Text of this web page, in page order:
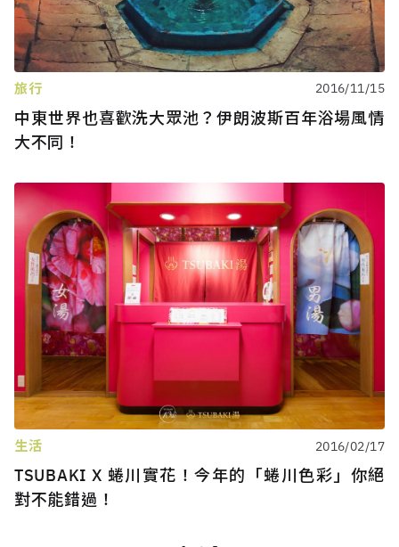
旅行 2016/11/15
中東世界也喜歡洗大眾池？伊朗波斯百年浴場風情
大不同！
生活 2016/02/17
TSUBAKI X 蜷川實花！今年的「蜷川色彩」你絕
對不能錯過！